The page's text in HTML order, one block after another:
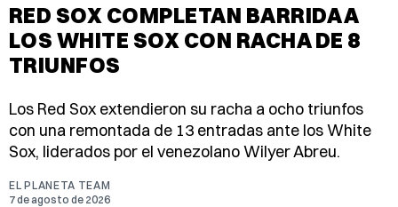
RED SOX COMPLETAN BARRIDA A
LOS WHITE SOX CON RACHA DE 8
TRIUNFOS
Los Red Sox extendieron su racha a ocho triunfos
con una remontada de 13 entradas ante los White
Sox, liderados por el venezolano Wilyer Abreu.
EL PLANETA TEAM
7 de agosto de 2026